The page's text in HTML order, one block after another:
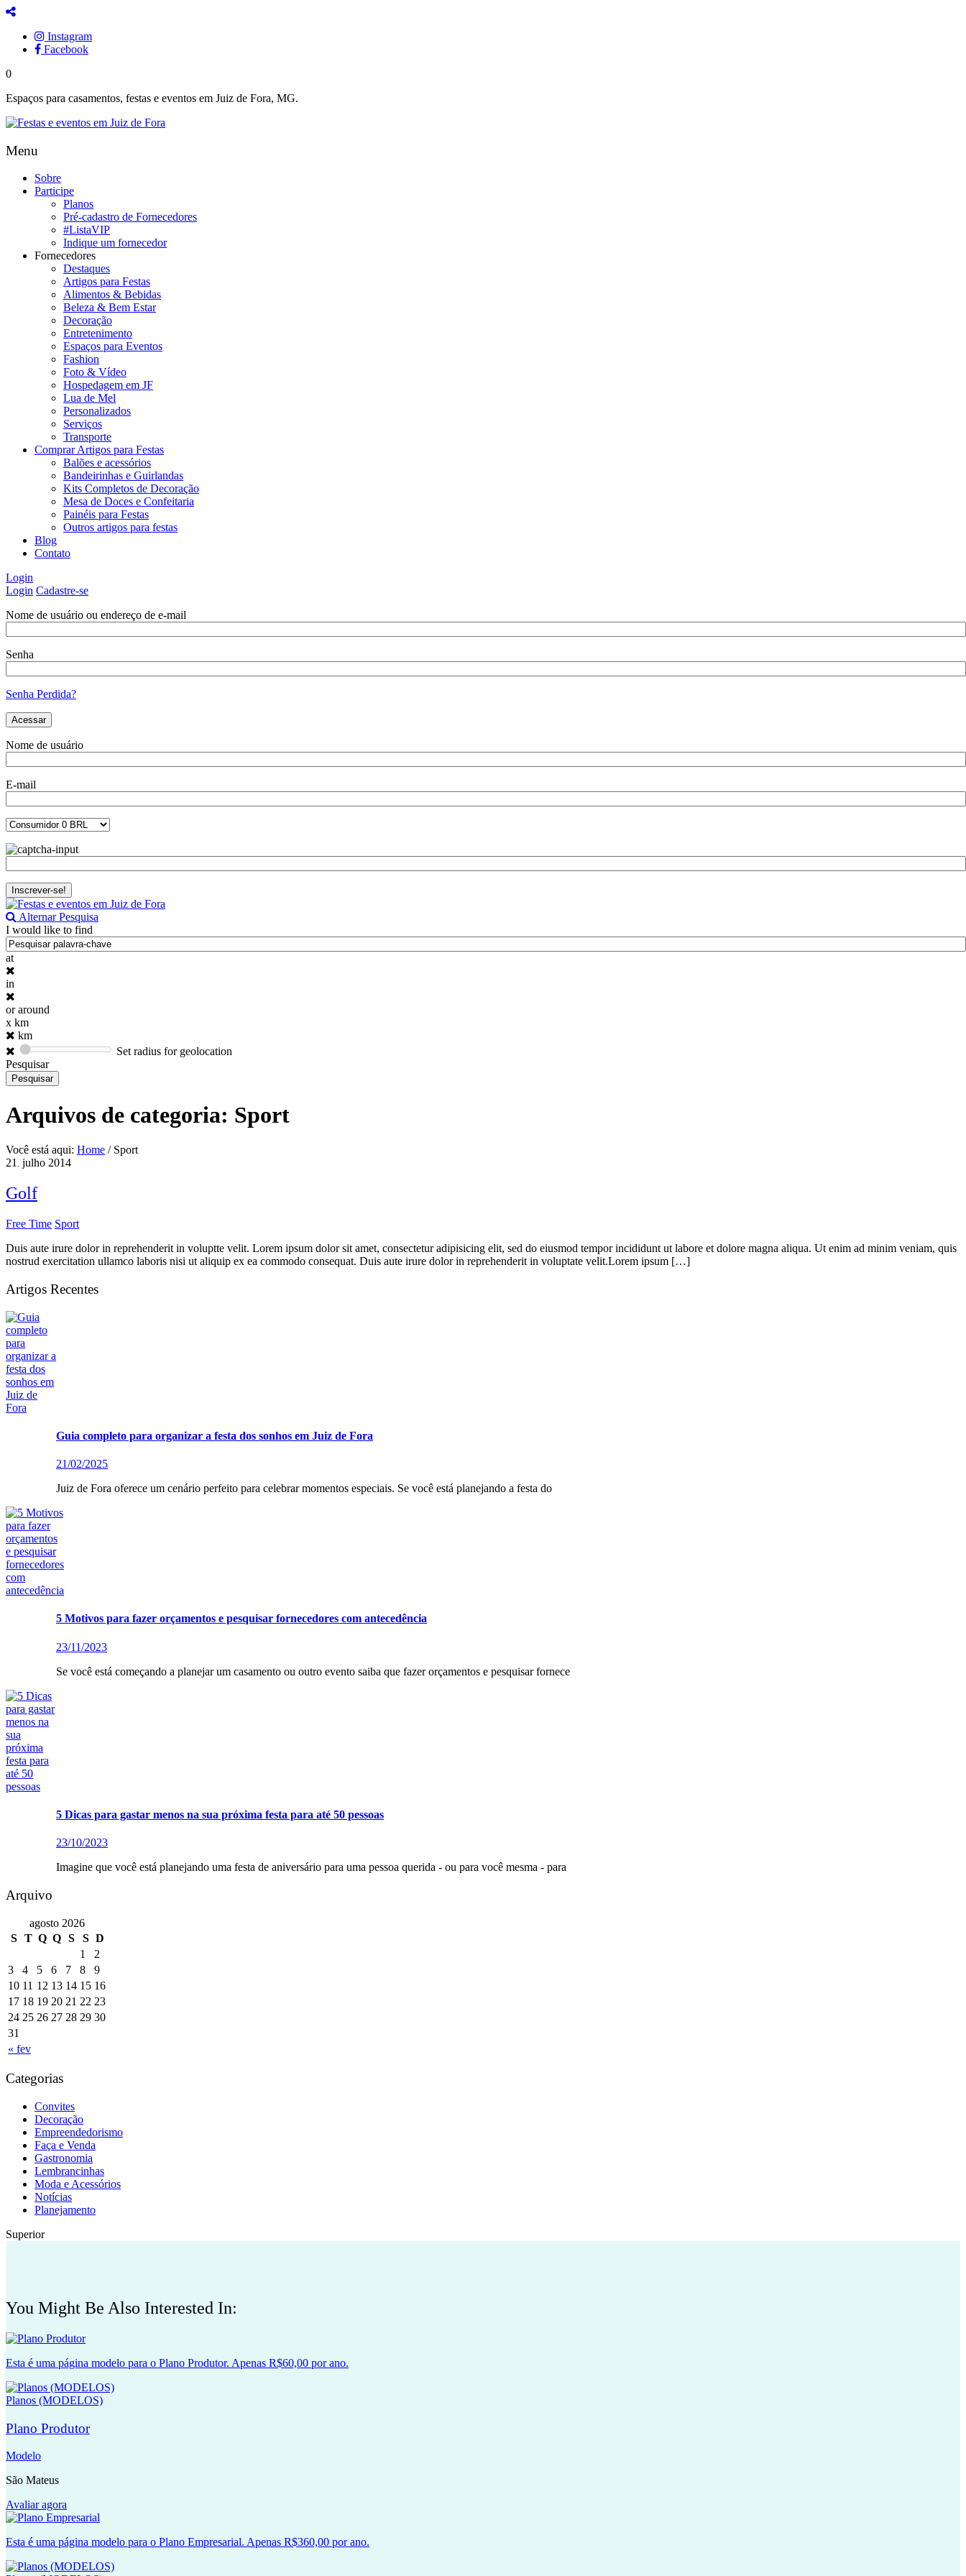
Instagram
Facebook
0
Espaços para casamentos, festas e eventos em Juiz de Fora, MG.
Menu
Sobre
Participe
Planos
Pré-cadastro de Fornecedores
#ListaVIP
Indique um fornecedor
Fornecedores
Destaques
Artigos para Festas
Alimentos & Bebidas
Beleza & Bem Estar
Decoração
Entretenimento
Espaços para Eventos
Fashion
Foto & Vídeo
Hospedagem em JF
Lua de Mel
Personalizados
Serviços
Transporte
Comprar Artigos para Festas
Balões e acessórios
Bandeirinhas e Guirlandas
Kits Completos de Decoração
Mesa de Doces e Confeitaria
Painéis para Festas
Outros artigos para festas
Blog
Contato
Login
Login Cadastre-se
Nome de usuário ou endereço de e-mail
Senha
Senha Perdida?
Nome de usuário
E-mail
Alternar Pesquisa
I would like to find
at
in
or around
x km
km
Set radius for geolocation
Pesquisar
Arquivos de categoria: Sport
Você está aqui: Home / Sport
21 . julho 2014
Golf
Free Time Sport
Duis aute irure dolor in reprehenderit in voluptte velit. Lorem ipsum dolor sit amet, consectetur adipisicing elit, sed do eiusmod tempor incididunt ut labore et dolore magna aliqua. Ut enim ad minim veniam, quis
nostrud exercitation ullamco laboris nisi ut aliquip ex ea commodo consequat. Duis aute irure dolor in reprehenderit in voluptate velit.Lorem ipsum […]
Artigos Recentes
Guia completo para organizar a festa dos sonhos em Juiz de Fora
21/02/2025
Juiz de Fora oferece um cenário perfeito para celebrar momentos especiais. Se você está planejando a festa do
5 Motivos para fazer orçamentos e pesquisar fornecedores com antecedência
23/11/2023
Se você está começando a planejar um casamento ou outro evento saiba que fazer orçamentos e pesquisar fornece
5 Dicas para gastar menos na sua próxima festa para até 50 pessoas
23/10/2023
Imagine que você está planejando uma festa de aniversário para uma pessoa querida - ou para você mesma - para
Arquivo
agosto 2026
S
T Q Q S S D
« fev
1
2
3
4 5 6 7 8
9
10 11 12 13 14 15 16
17 18 19 20 21 22 23
24 25 26 27 28 29 30
31
Categorias
Convites
Decoração
Empreendedorismo
Faça e Venda
Gastronomia
Lembrancinhas
Moda e Acessórios
Notícias
Planejamento
Superior
You Might Be Also Interested In:
Esta é uma página modelo para o Plano Produtor. Apenas R$60,00 por ano.
Planos (MODELOS)
Plano Produtor
Modelo
São Mateus
Avaliar agora
Esta é uma página modelo para o Plano Empresarial. Apenas R$360,00 por ano.